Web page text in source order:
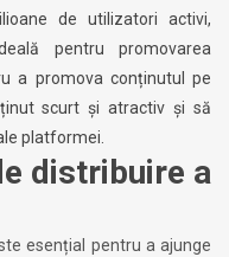
de utilizatori activi,
pentru promovarea
a promova conținutul pe
scurt și atractiv și să
platformei.
distribuire a
esențial pentru a ajunge